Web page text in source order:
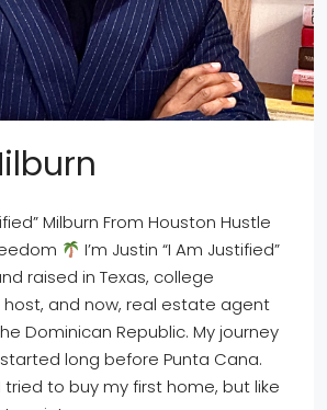
Milburn From Houston Hustle
I’m Justin “I Am Justified”
raised in Texas, college
and now, real estate agent
Dominican Republic. My journey
long before Punta Cana.
tried to buy my first home, but like